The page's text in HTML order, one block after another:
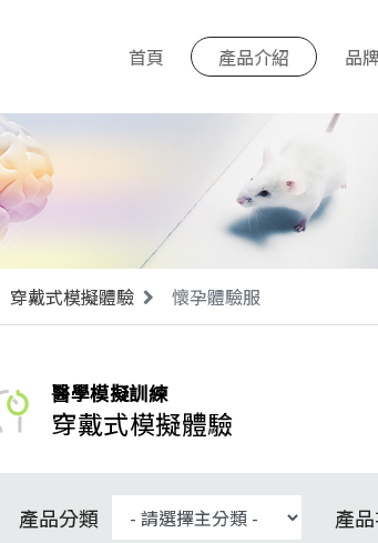
首頁 產品介紹 品
穿戴式模擬體驗 懷孕體驗服
醫學模擬訓練
穿戴式模擬體驗
產品分類 產